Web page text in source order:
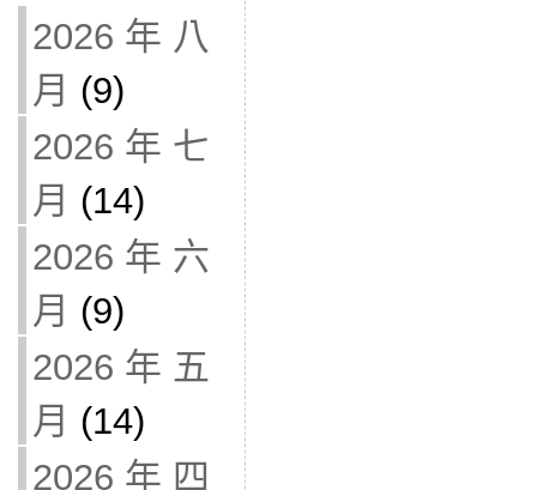
2026 年 八
月 (9)
2026 年 七
月 (14)
2026 年 六
月 (9)
2026 年 五
月 (14)
2026 年 四